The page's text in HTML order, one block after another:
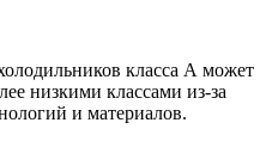
класса А может
низкими классами из-за
и материалов.